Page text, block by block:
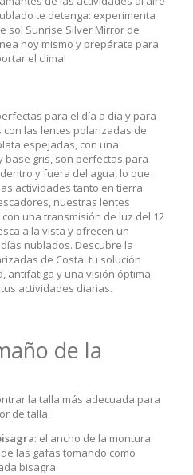
te detenga: experimenta
sol Sunrise Silver Mirror de
hoy mismo y prepárate para
el clima!
para el día a día y para
las lentes polarizadas de
espejadas, con una
base gris, son perfectas para
y fuera del agua, lo que
actividades tanto en tierra
nuestras lentes
una transmisión de luz del 12
a la vista y ofrecen un
nublados. Descubre la
de Costa: tu solución
antifatiga y una visión óptima
actividades diarias.
de la
la talla más adecuada para
de talla.
: el ancho de la montura
las gafas tomando como
bisagra.